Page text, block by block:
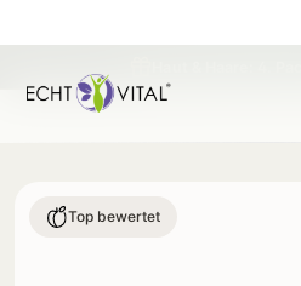
Top bewertet